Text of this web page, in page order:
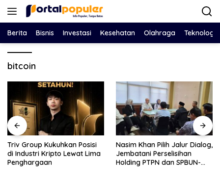
Langsung
Berita Bisnis Investasi Kesehatan Olahraga Teknologi
bitcoin
Triv Group Kukuhkan Posisi
di Industri Kripto Lewat Lima
Penghargaan
Nasim Khan Pilih Jalur Dialog,
Jembatani Perselisihan
Holding PTPN dan SPBUN-